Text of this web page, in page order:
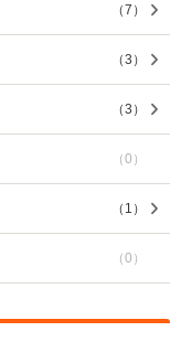
（7 ）
（3 ）
（3 ）
（0 ）
（ 1 ）
（0 ）